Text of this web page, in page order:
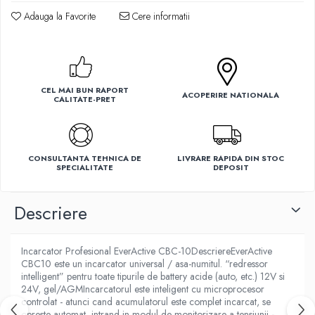
Ventilatoare
Adauga la Favorite Cere informatii
CEL MAI BUN RAPORT
CALITATE-PRET
ACOPERIRE NATIONALA
CONSULTANTA TEHNICA DE
SPECIALITATE
LIVRARE RAPIDA DIN STOC
DEPOSIT
Descriere
Incarcator Profesional EverActive CBC-10DescriereEverActive
CBC10 este un incarcator universal / asa-numitul. “redressor
intelligent” pentru toate tipurile de battery acide (auto, etc.) 12V si
24V, gel/AGMIncarcatorul este inteligent cu microprocesor
controlat - atunci cand acumulatorul este complet incarcat, se